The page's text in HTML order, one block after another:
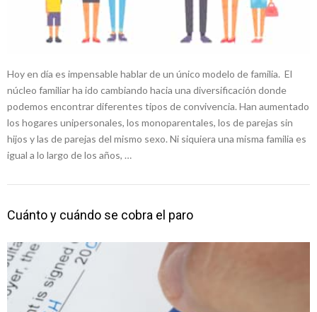
Hoy en día es impensable hablar de un único modelo de familia. El
núcleo familiar ha ido cambiando hacia una diversificación donde
podemos encontrar diferentes tipos de convivencia. Han aumentado
los hogares unipersonales, los monoparentales, los de parejas sin
hijos y las de parejas del mismo sexo. Ni siquiera una misma familia es
igual a lo largo de los años, …
Cuánto y cuándo se cobra el paro